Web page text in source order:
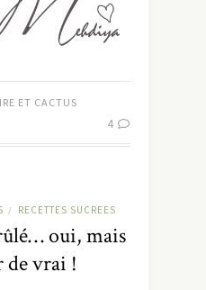
ET CACTUS
4
/ RECETTES SUCREES
oui, mais
de vrai !